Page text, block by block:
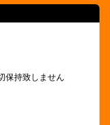
保持致しません